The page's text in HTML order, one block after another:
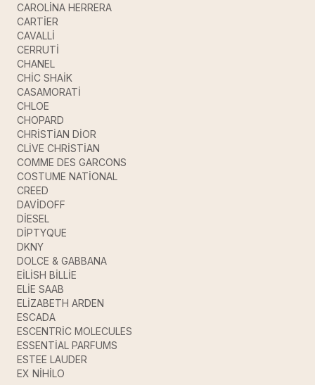
CAROLİNA HERRERA
CARTİER
CAVALLİ
CERRUTİ
CHANEL
CHİC SHAİK
CASAMORATİ
CHLOE
CHOPARD
CHRİSTİAN DİOR
CLİVE CHRİSTİAN
COMME DES GARCONS
COSTUME NATİONAL
CREED
DAVİDOFF
DİESEL
DİPTYQUE
DKNY
DOLCE & GABBANA
EİLİSH BİLLİE
ELİE SAAB
ELİZABETH ARDEN
ESCADA
ESCENTRİC MOLECULES
ESSENTİAL PARFUMS
ESTEE LAUDER
EX NİHİLO